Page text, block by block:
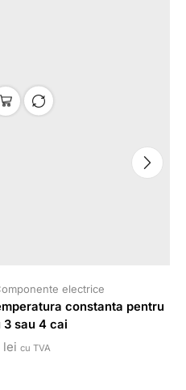
electrice
constanta pentru
sau 4 cai
lei cu TVA